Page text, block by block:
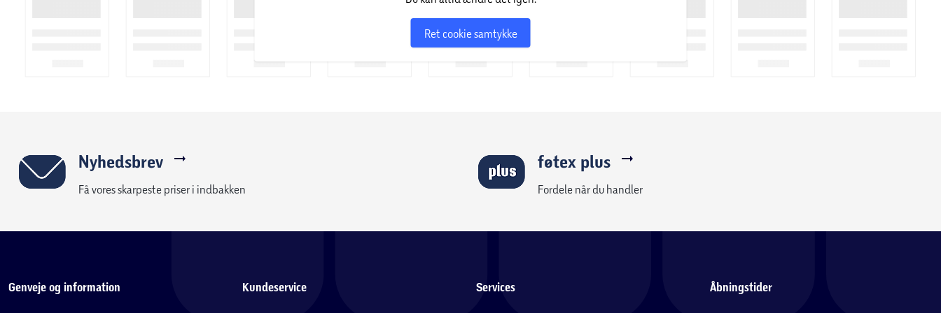
Ret cookie samtykke
Nyhedsbrev
Få vores skarpeste priser i indbakken
føtex plus
Fordele når du handler
Genveje og information Kundeservice Services Åbningstider